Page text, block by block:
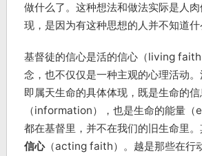
做什么了。这种想法和做法实际是人
现，是因为有这种思想的人并不知道什
基督徒的信心是活的信心（living
念，也不仅仅是一种主观的心理活动
即属天生命的具体体现，既是生命的信
（information），也是生命的能量（
都在基督里，并不在我们的旧生命里
信心（acting faith）。越是那些在行